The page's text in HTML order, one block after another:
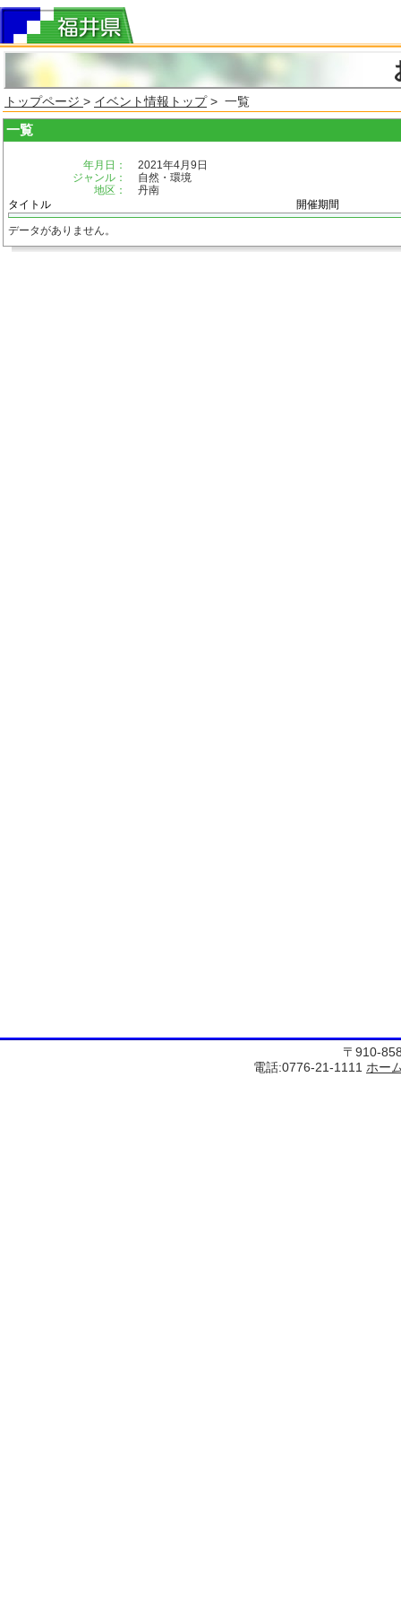
トップページ > イベント情報トップ> 一覧
一覧
年月日：
2021年4月9日
ジャンル：
自然・環境
地区：
丹南
タイトル
開催期間
データがありません。
〒910-
電話:0776-21-1111 ホー